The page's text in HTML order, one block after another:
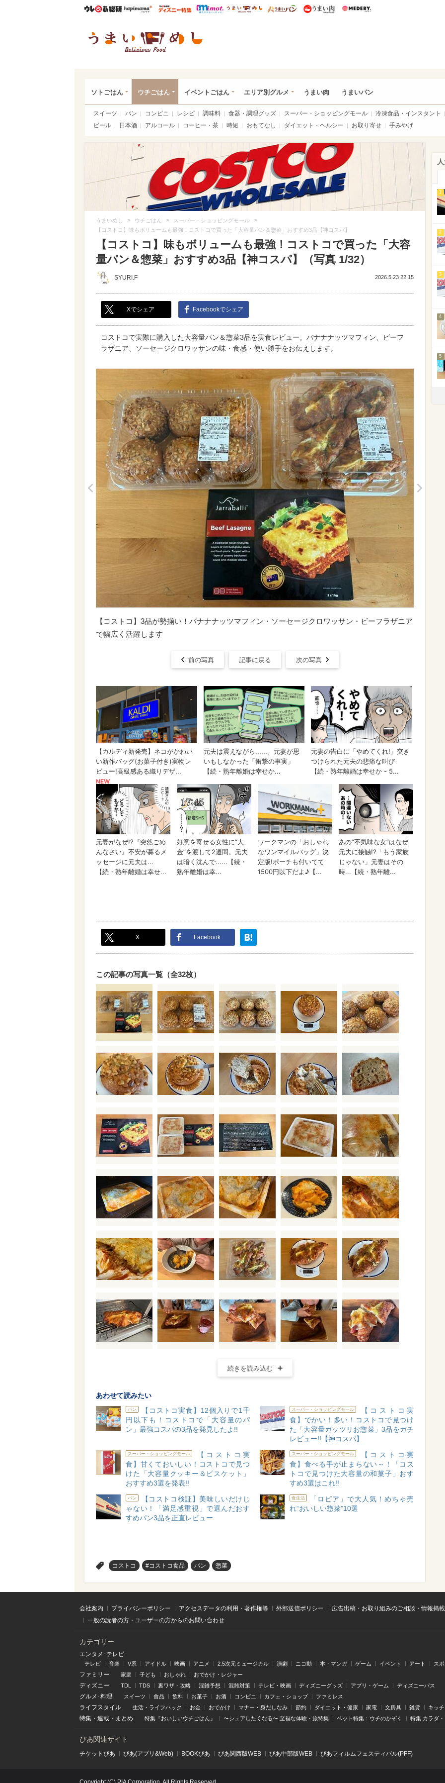
ウレぴあ総研ハピママ* ウレぴあ総研 ディズニー特集
mimot. うまいめし うまいパン うまい肉
ソトごはん ウチごはん イベントごはん エリア別グルメ うまい肉 うまいパン
スイーツ パン コンビニ レシピ 調味料 食器・調理グッズ スーパー・ショッピングモール
冷凍食品・インスタント
ビール
日本酒 アルコール コーヒー・茶 時短 おもてなし ダイエット・ヘルシー お取り寄せ 手みやげ
うまいめし > ウチごはん > スーパー・ショッピングモール >
【コストコ】味もボリュームも最強！コストコで買った「大容量パン＆惣菜」おすすめ3品【神コスパ】
【コストコ】味もボリュームも最強！コストコで買った「大容
量パン＆惣菜」おすすめ3品【神コスパ】（写真 1/32）
SYURI.F 2026.5.23 22:15
Xでシェア Facebookでシェア
コストコで実際に購入した大容量パン＆惣菜3品を実食レビュー。バナナナッツマフィン、ビーフ
ラザニア、ソーセージクロワッサンの味・食感・使い勝手をお伝えします。
【コストコ】3品が勢揃い！バナナナッツマフィン・ソーセージクロワッサン・ビーフラザニア
で幅広く活躍します
前の写真 記事に戻る 次の写真
X Facebook
この記事の写真一覧（全32枚）
続きを読み込む
あわせて読みたい
パン
【コストコ実食】12個入りで1千
円以下も！コストコで「大容量のパ
ン」最強コスパの3品を発見したよ!!
スーパー・ショッピングモール
【コストコ実
食】でかい！多い！コストコで見つけ
た「大容量ガッツリお惣菜」3品をガチ
レビュー!!【神コスパ】
スーパー・ショッピングモール
【コストコ実
食】甘くておいしい！コストコで見つ
けた「大容量クッキー＆ビスケット」
おすすめ3選を発表!!
スーパー・ショッピングモール
【コストコ実
食】食べる手が止まらない～！「コス
トコで見つけた大容量の和菓子」おす
すめ3選はこれ!!
パン
【コストコ検証】美味しいだけじ
ゃない！「満足感重視」で選んだおす
すめパン3品を正直レビュー
食生活
「ロピア」で大人気！めちゃ売
れ“おいしい惣菜”10選
コストコ #コストコ食品 パン 惣菜
1
2
3
4
5
会社案内 プライバシーポリシー アクセスデータの利用・著作権等 外部送信ポリシー
広告出稿・お取り組みのご相談・情報掲
一般の読者の方・ユーザーの方からのお問い合わせ
カテゴリー
エンタメ･テレビ
テレビ 音楽 V系 アイドル 映画 アニメ 2.5次元ミュージカル 演劇 ニコ動 本・マンガ ゲーム イベント アート ス
ファミリー 家庭 子ども おしゃれ おでかけ・レジャー
ディズニー TDL TDS 裏ワザ・攻略 混雑予想 混雑対策 テレビ・映画 ディズニーグッズ アプリ・ゲーム ディズニーパス
グルメ･料理 スイーツ 食品 飲料 お菓子 お酒 コンビニ カフェ・ショップ ファミレス
ライフスタイル 生活・ライフハック お金 おでかけ マナー・身だしなみ 節約 ダイエット・健康 家電 文房具 雑貨 キッ
特集 ・ 連載 ・ まとめ 特集『おいしいウチごはん』 〜シェアしたくなる〜 至福な体験・旅特集 ペット特集：ウチのかぞく 特集 カラダ
ぴあ関連サイト
チケットぴあ ぴあ(アプリ&Web) BOOKぴあ ぴあ関⻄版WEB ぴあ中部版WEB ぴあフィルムフェスティバル(PFF)